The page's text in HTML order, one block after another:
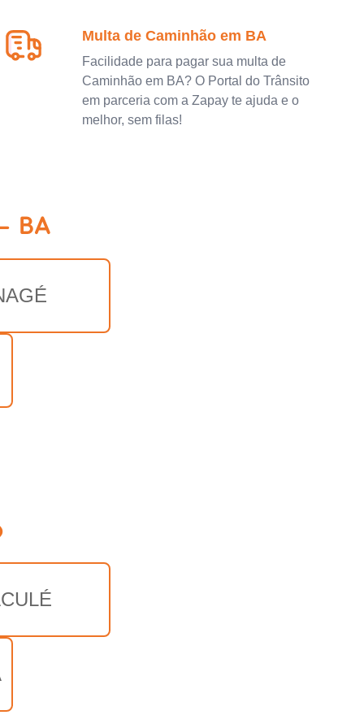
Multa de Caminhão em BA
Facilidade para pagar sua multa de
Caminhão em BA? O Portal do Trânsito
em parceria com a Zapay te ajuda e o
melhor, sem filas!
BA